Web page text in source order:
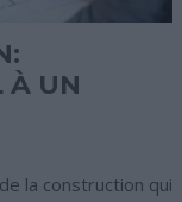
À UN
la construction qui